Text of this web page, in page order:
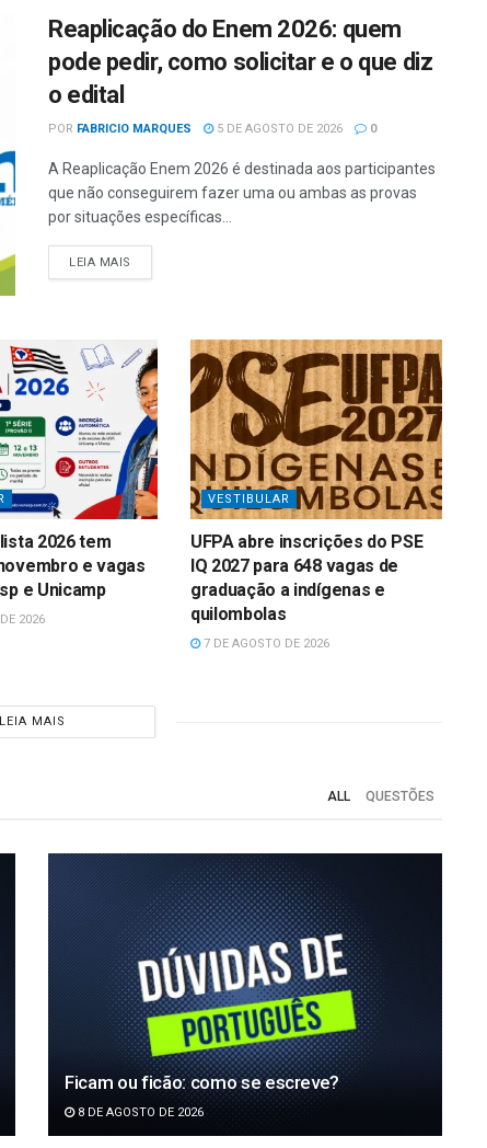
Reaplicação do Enem 2026: quem
pode pedir, como solicitar e o que diz
o edital
POR FABRICIO MARQUES 5 DE AGOSTO DE 2026 0
A Reaplicação Enem 2026 é destinada aos participantes
que não conseguirem fazer uma ou ambas as provas
por situações específicas...
LEIA MAIS
2026 tem
e vagas
e Unicamp
2026
VESTIBULAR
UFPA abre inscrições do PSE
IQ 2027 para 648 vagas de
graduação a indígenas e
quilombolas
7 DE AGOSTO DE 2026
LEIA MAIS
ALL QUESTÕES
Ficam ou ficão: como se escreve?
8 DE AGOSTO DE 2026
DÚVIDAS DE PORTUGUÊS
Acordasse ou acorda-se: qual é a
diferença?